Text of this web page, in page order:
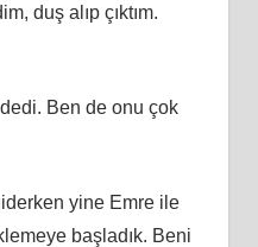
duş alıp çıktım.
dedi. Ben de onu çok
yine Emre ile
başladık. Beni